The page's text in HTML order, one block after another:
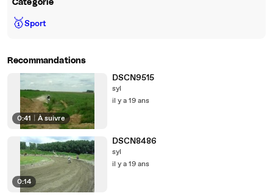
Catégorie
🥇Sport
Recommandations
0:41 À suivre
DSCN9515
syl
il y a 19 ans
0:14
DSCN8486
syl
il y a 19 ans